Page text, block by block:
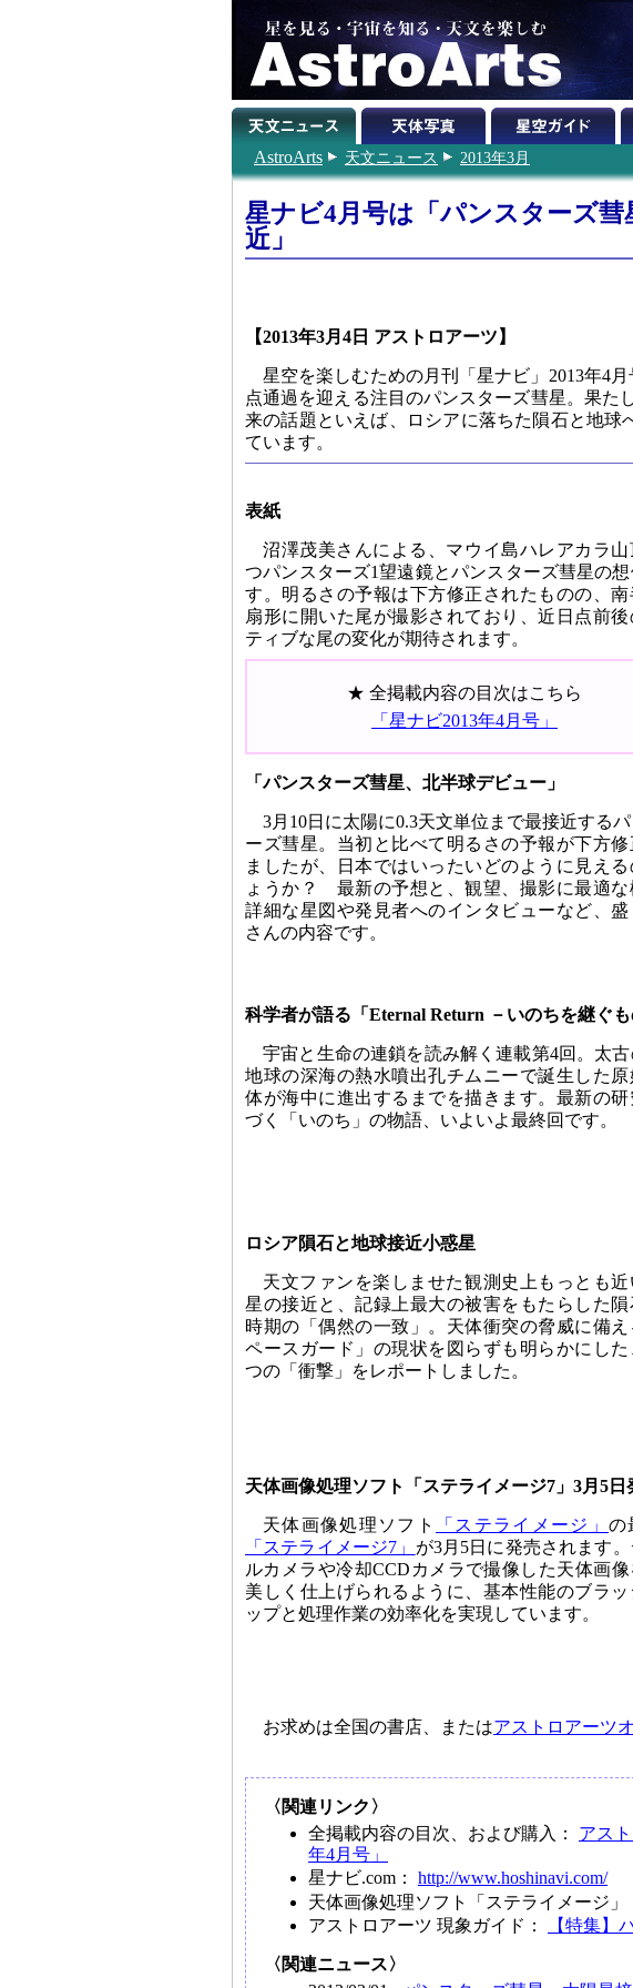
AstroArts 天文ニュース 2013年3月
星ナビ4月号は「パンスターズ
近」
【2013年3月4日 アストロアーツ】
星空を楽しむための月刊「星ナビ」2013年4
点通過を迎える注目のパンスターズ彗星。果
来の話題といえば、ロシアに落ちた隕石と地球
ています。
表紙
沼澤茂美さんによる、マウイ島ハレアカラ山
つパンスターズ1望遠鏡とパンスターズ彗星の
す。明るさの予報は下方修正されたものの、
扇形に開いた尾が撮影されており、近日点前後
ティブな尾の変化が期待されます。
★ 全掲載内容の目次はこちら
「星ナビ2013年4月号」
「パンスターズ彗星、北半球デビュー」
3月10日に太陽に0.3天文単位まで最接近する
ーズ彗星。当初と比べて明るさの予報が下方
ましたが、日本ではいったいどのように見える
ょうか？ 最新の予想と、観望、撮影に最適な
詳細な星図や発見者へのインタビューなど、盛
さんの内容です。
科学者が語る「Eternal Return －いのちを継ぐ
宇宙と生命の連鎖を読み解く連載第4回。太古
地球の深海の熱水噴出孔チムニーで誕生した原
体が海中に進出するまでを描きます。最新の研
づく「いのち」の物語、いよいよ最終回です。
ロシア隕石と地球接近小惑星
天文ファンを楽しませた観測史上もっとも
星の接近と、記録上最大の被害をもたらした
時期の「偶然の一致」。天体衝突の脅威に備え
ペースガード」の現状を図らずも明らかにした
つの「衝撃」をレポートしました。
天体画像処理ソフト「ステライメージ7」3月5日
天体画像処理ソフト 「ステライメージ」 の
「ステライメージ7」 が3月5日に発売されます
ルカメラや冷却CCDカメラで撮像した天体画像
美しく仕上げられるように、基本性能のブラッ
ップと処理作業の効率化を実現しています。
お求めは全国の書店、またはアストロアーツ
〈関連リンク〉
全掲載内容の目次、および購入： アス
年4月号」
星ナビ.com： http://www.hoshinavi.com/
天体画像処理ソフト「ステライメージ」
アストロアーツ 現象ガイド：
【特集】
〈関連ニュース〉